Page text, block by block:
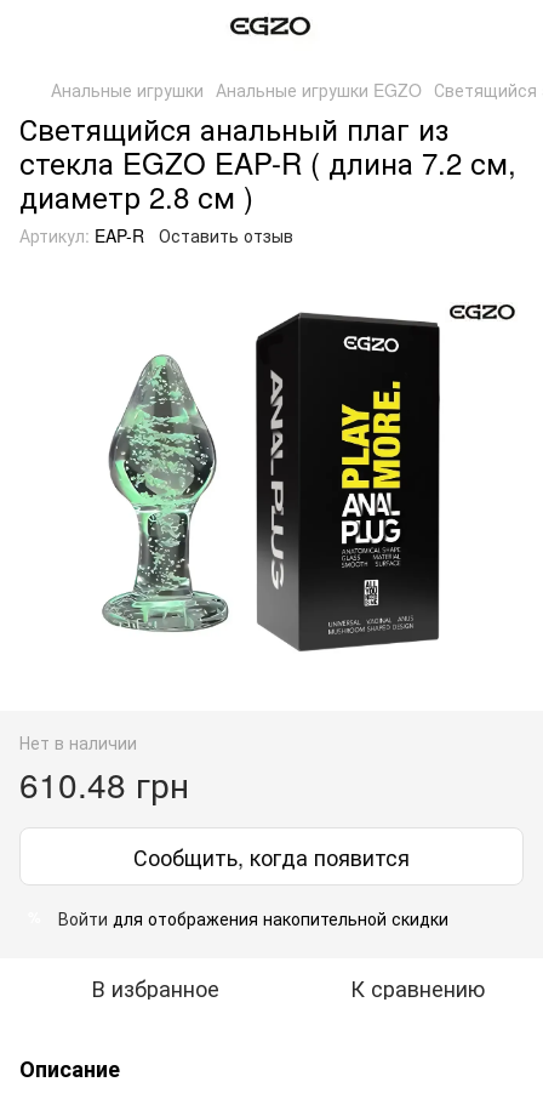
Анальные игрушки Анальные игрушки EGZO Светящийся
Светящийся анальный плаг из
стекла EGZO EAP-R ( длина 7.2 см,
диаметр 2.8 см )
Артикул: EAP-R Оставить отзыв
Нет в наличии
610.48 грн
Сообщить, когда появится
Войти для отображения накопительной скидки
В избранное К сравнению
Описание